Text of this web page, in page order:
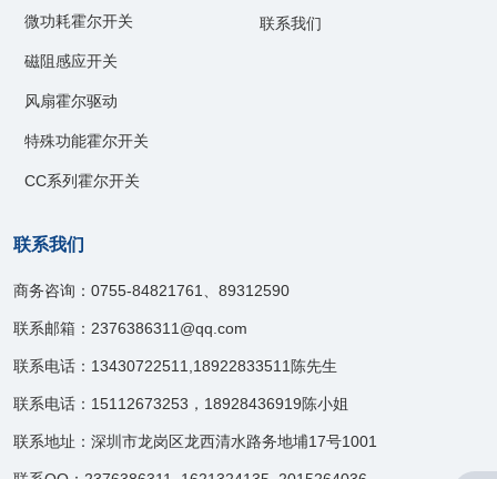
微功耗霍尔开关
磁阻感应开关
风扇霍尔驱动
特殊功能霍尔开关
CC系列霍尔开关
联系我们
联系我们
商务咨询：0755-84821761、89312590
联系邮箱：2376386311@qq.com
联系电话：13430722511,18922833511陈先生
联系电话：15112673253，18928436919陈小姐
联系地址：深圳市龙岗区龙西清水路务地埔17号1001